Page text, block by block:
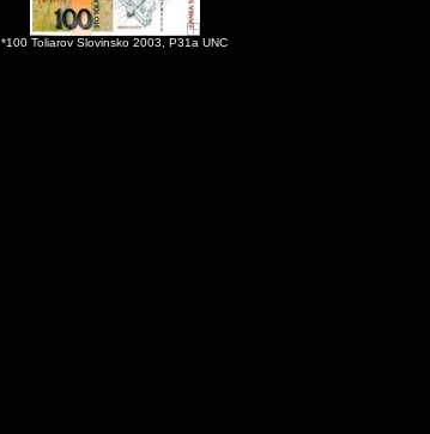
*100 Toliarov Slovinsko 2003, P31a UNC